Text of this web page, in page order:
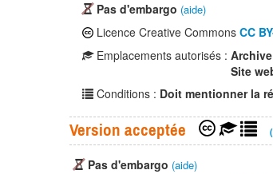
Pas d'embargo (aide)
Licence Creative Commons CC
Emplacements autorisés :
Site
Conditions : Doit mentionner la
Version acceptée
Pas d'embargo (aide)